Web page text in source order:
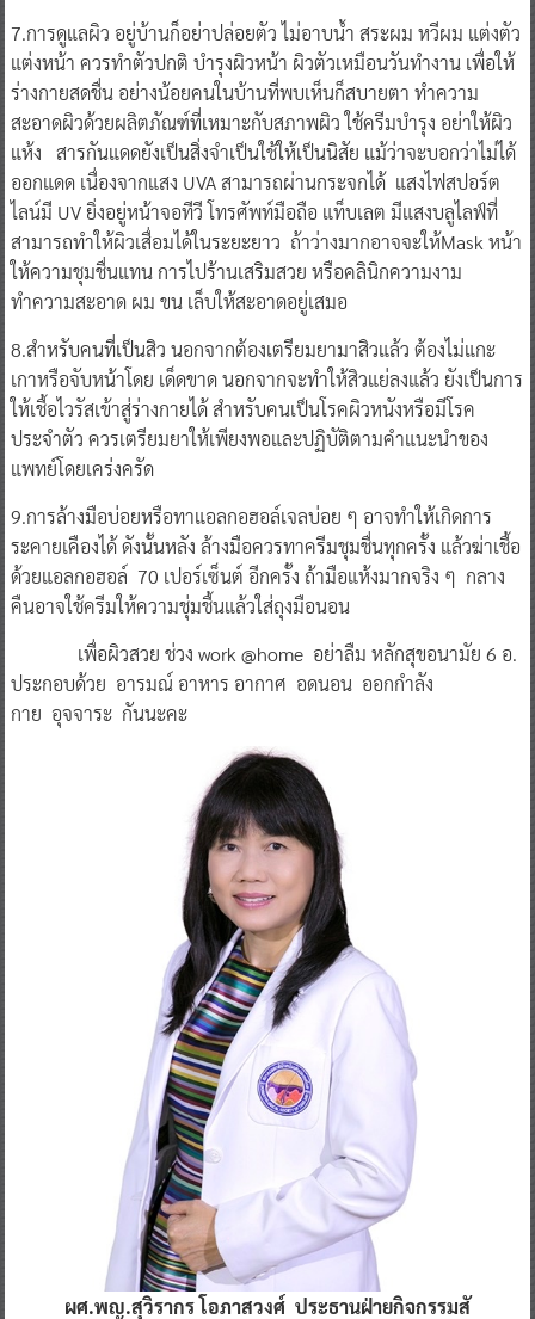
7.การดูแลผิว อยู่บ้านก็อย่าปล่อยตัว ไม่อาบน้ำ สระผม หวีผม แต่งตัว
แต่งหน้า ควรทำตัวปกติ บำรุงผิวหน้า ผิวตัวเหมือนวันทำงาน เพื่อให้
ร่างกายสดชื่น อย่างน้อยคนในบ้านที่พบเห็นก็สบายตา ทำความ
สะอาดผิวด้วยผลิตภัณฑ์ที่เหมาะกับสภาพผิว ใช้ครีมบำรุง อย่าให้ผิว
แห้ง สารกันแดดยังเป็นสิ่งจำเป็นใช้ให้เป็นนิสัย แม้ว่าจะบอกว่าไม่ได้
ออกแดด เนื่องจากแสง UVA สามารถผ่านกระจกได้ แสงไฟสปอร์ต
ไลน์มี UV ยิ่งอยู่หน้าจอทีวี โทรศัพท์มือถือ แท็บเลต มีแสงบลูไลฟ์ที่
สามารถทำให้ผิวเสื่อมได้ในระยะยาว ถ้าว่างมากอาจจะให้Mask หน้า
ให้ความชุมชื่นแทน การไปร้านเสริมสวย หรือคลินิกความงาม
ทำความสะอาด ผม ขน เล็บให้สะอาดอยู่เสมอ
8.สำหรับคนที่เป็นสิว นอกจากต้องเตรียมยามาสิวแล้ว ต้องไม่แกะ
เกาหรือจับหน้าโดย เด็ดขาด นอกจากจะทำให้สิวแย่ลงแล้ว ยังเป็นการ
ให้เชื้อไวรัสเข้าสู่ร่างกายได้ สำหรับคนเป็นโรคผิวหนังหรือมีโรค
ประจำตัว ควรเตรียมยาให้เพียงพอและปฏิบัติตามคำแนะนำของ
แพทย์โดยเคร่งครัด
9.การล้างมือบ่อยหรือทาแอลกอฮอล์เจลบ่อย ๆ อาจทำให้เกิดการ
ระคายเคืองได้ ดังนั้นหลัง ล้างมือควรทาครีมชุมชื่นทุกครั้ง แล้วฆ่าเชื้อ
ด้วยแอลกอฮอล์ 70 เปอร์เซ็นต์ อีกครั้ง ถ้ามือแห้งมากจริง ๆ กลาง
คืนอาจใช้ครีมให้ความชุ่มชื้นแล้วใส่ถุงมือนอน
เพื่อผิวสวย ช่วง work @home อย่าลืม หลักสุขอนามัย 6 อ.
ประกอบด้วย อารมณ์ อาหาร อากาศ อดนอน ออกกำลัง
กาย อุจจาระ กันนะคะ
ผศ.พญ.สุวิรากร โอภาสวงศ์ ประธานฝ่ายกิจกรรมสั